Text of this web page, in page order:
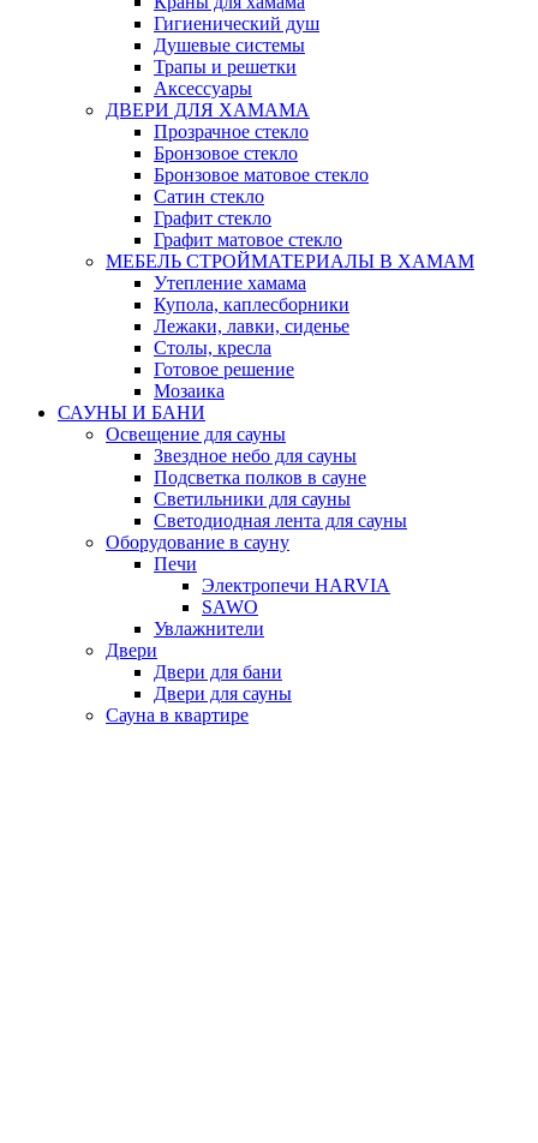
Гигиенический душ
Душевые системы
Трапы и решетки
Аксессуары
ДВЕРИ ДЛЯ ХАМАМА
Прозрачное стекло
Бронзовое стекло
Бронзовое матовое стекло
Сатин стекло
Графит стекло
Графит матовое стекло
МЕБЕЛЬ СТРОЙМАТЕРИАЛЫ В ХАМАМ
Утепление хамама
Купола, каплесборники
Лежаки, лавки, сиденье
Столы, кресла
Готовое решение
Мозаика
САУНЫ И БАНИ
Освещение для сауны
Звездное небо для сауны
Подсветка полков в сауне
Светильники для сауны
Светодиодная лента для сауны
Оборудование в сауну
Печи
Электропечи HARVIA
SAWO
Увлажнители
Двери
Двери для бани
Двери для сауны
Сауна в квартире